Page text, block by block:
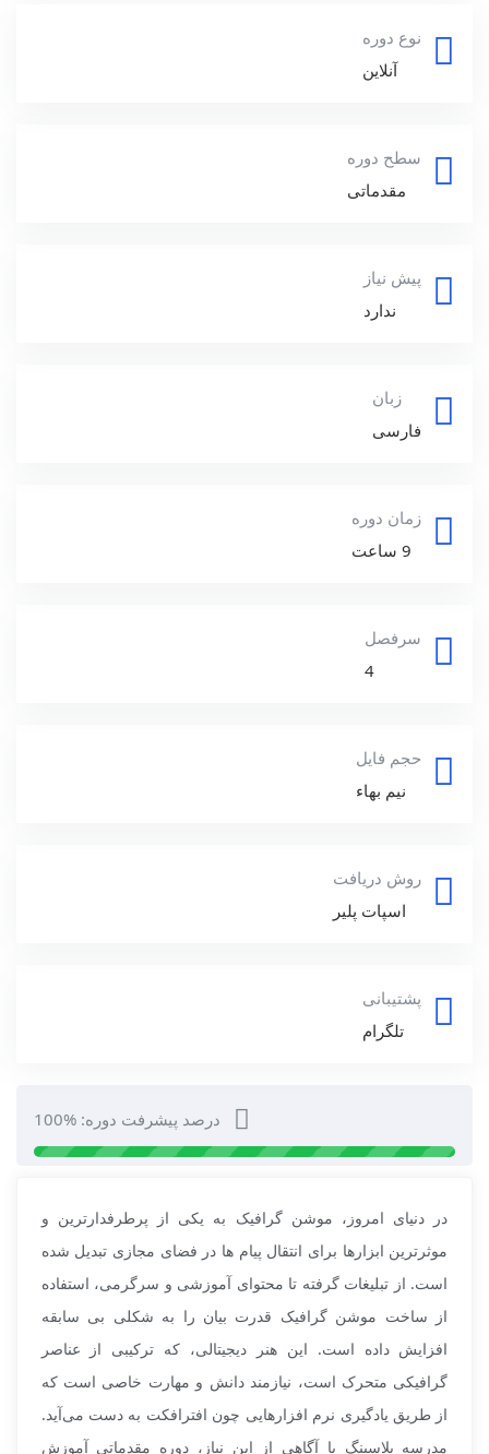
نوع دوره
آنلاین
سطح دوره
مقدماتی
پیش نیاز
ندارد
زبان
فارسی
زمان دوره
9 ساعت
سرفصل
4
حجم فایل
نیم بهاء
روش دریافت
اسپات پلیر
پشتیبانی
تلگرام
درصد پیشرفت دوره: %100
در دنیای امروز، موشن گرافیک به یکی از پرطرفدارترین و
موثرترین ابزارها برای انتقال پیام ها در فضای مجازی تبدیل شده
است. از تبلیغات گرفته تا محتوای آموزشی و سرگرمی، استفاده
از ساخت موشن گرافیک قدرت بیان را به شکلی بی‌ سابقه
افزایش داده است. این هنر دیجیتالی، که ترکیبی از عناصر
گرافیکی متحرک است، نیازمند دانش و مهارت خاصی است که
از طریق یادگیری نرم‌ افزارهایی چون افترافکت به دست می‌آید.
مدرسه پلاسینگ با آگاهی از این نیاز، دوره مقدماتی آموزش